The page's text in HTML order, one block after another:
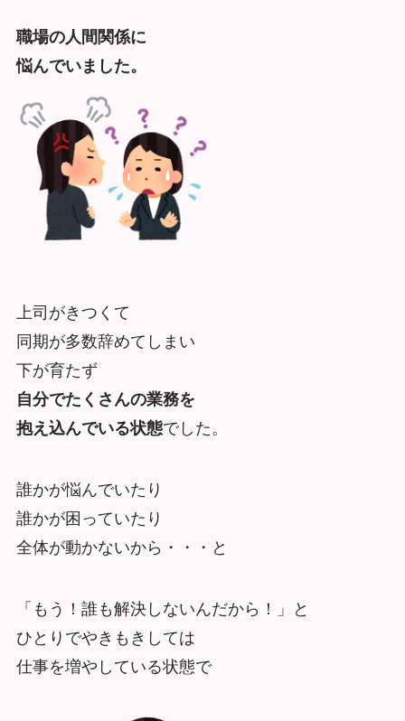
職場の人間関係に
悩んでいました。
上司がきつくて
同期が多数辞めてしまい
下が育たず
自分でたくさんの業務を
抱え込んでいる状態でした。
誰かが悩んでいたり
誰かが困っていたり
全体が動かないから・・・と
「もう！誰も解決しないんだから！」と
ひとりでやきもきしては
仕事を増やしている状態で